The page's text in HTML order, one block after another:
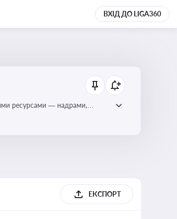
ВХІД ДО LIGA360
ресурсами — надрами,
ЕКСПОРТ